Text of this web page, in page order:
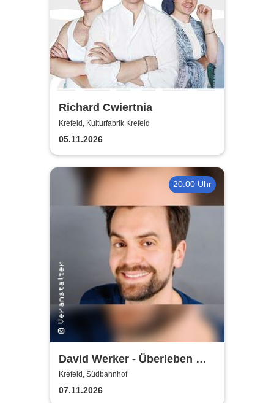
Richard Cwiertnia
Krefeld, Kulturfabrik Krefeld
05.11.2026
20:00 Uhr
David Werker - Überleben mit
40 - Langsam gewöhn' ich
mich an mich!
Krefeld, Südbahnhof
07.11.2026